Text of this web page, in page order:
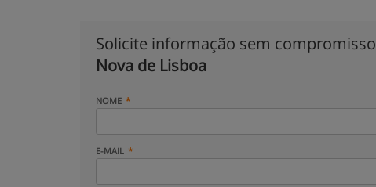
Solicite informação sem compromisso
Nova de Lisboa
NOME
E-MAIL